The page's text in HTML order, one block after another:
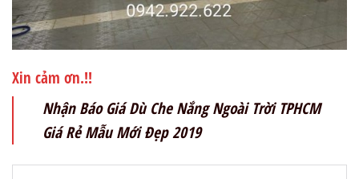
Xin cảm ơn.!!
Nhận Báo Giá Dù Che Nắng Ngoài Trời TPHCM
Giá Rẻ Mẫu Mới Đẹp 2019